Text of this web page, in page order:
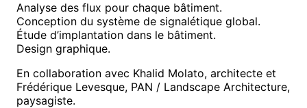
Analyse des flux pour chaque bâtiment.
Conception du système de signalétique global.
Étude d’implantation dans le bâtiment.
Design graphique.
En collaboration avec Khalid Molato, architecte et
Frédérique Levesque, PAN / Landscape Architecture,
paysagiste.